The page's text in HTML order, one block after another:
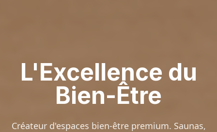
L'Excellence du
Bien-Être
Créateur d'espaces bien-être premium. Saunas,